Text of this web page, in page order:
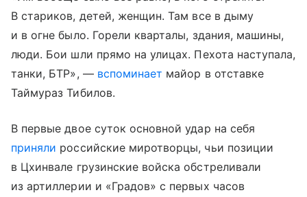
В стариков, детей, женщин. Там все в дыму
и в огне было. Горели кварталы, здания, машины,
люди. Бои шли прямо на улицах. Пехота наступала,
танки, БТР», — вспоминает майор в отставке
Таймураз Тибилов.
В первые двое суток основной удар на себя
приняли российские миротворцы, чьи позиции
в Цхинвале грузинские войска обстреливали
из артиллерии и «Градов» с первых часов